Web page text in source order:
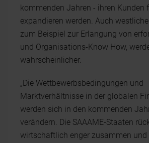
kommenden Jahren - ihren Kunden
expandieren werden. Auch
zum Beispiel zur Erlangung von
und Organisations-Know How,
wahrscheinlicher.
„Die Wettbewerbsbedingungen und
Marktverhältnisse in der globalen
werden sich in den kommenden
verändern. Die SAAAME-Staaten
wirtschaftlich enger zusammen und